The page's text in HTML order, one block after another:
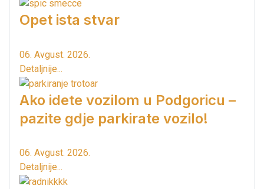
Opet ista stvar
06. Avgust. 2026.
Detaljnije...
Ako idete vozilom u Podgoricu –
pazite gdje parkirate vozilo!
06. Avgust. 2026.
Detaljnije...